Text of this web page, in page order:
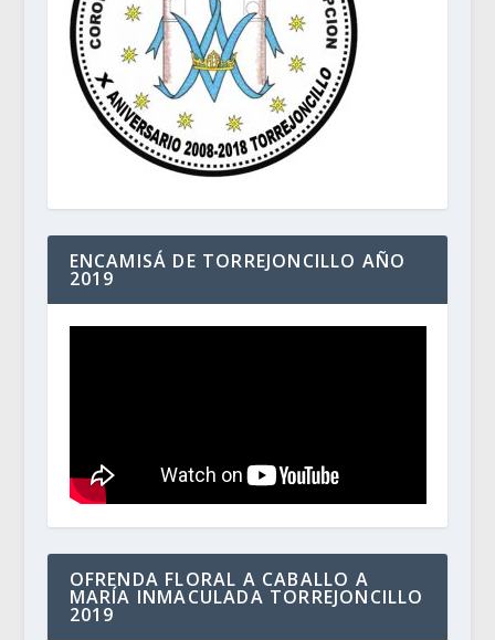
ENCAMISÁ DE TORREJONCILLO AÑO
2019
OFRENDA FLORAL A CABALLO A
MARÍA INMACULADA TORREJONCILLO
2019